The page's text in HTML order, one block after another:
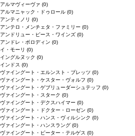
アルマヴィーヴァ (0)
アルマニャック・ドゥロール (0)
アンティノリ (0)
アンテロ・メンチェタ・ファミリー (0)
アンドリュー・ピース・ワインズ (0)
アンドレ・ボロディン (0)
イ・モーリ (0)
イングルヌック (0)
インドス (0)
ヴァイングート・エルンスト・ブレッツ (0)
ヴァイングート・ケスター・ヴォルフ (0)
ヴァイングート・ゲブリューダーシュテッフ (0)
ヴァイングート・スターク (0)
ヴァイングート・デクスハイマー (0)
ヴァイングート・ドクター・ローゼン (0)
ヴァイングート・ハンス・ヴィルシンク (0)
ヴァイングート・ハンスラング (0)
ヴァイングート・ピーター・テルゲス (0)